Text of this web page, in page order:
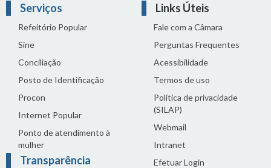
Serviços
Refeitório Popular
Sine
Conciliação
Posto de Identificação
Procon
Internet Popular
Ponto de atendimento à
mulher
Transparência
Links Úteis
Fale com a Câmara
Perguntas Frequentes
Acessibilidade
Termos de uso
Política de privacidade
(SILAP)
Webmail
Intranet
Efetuar Login